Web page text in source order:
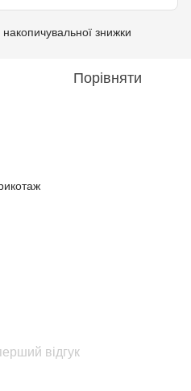
знижки
Порівняти
відгук